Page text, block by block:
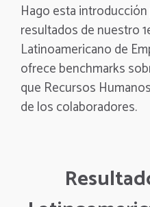
Hago esta
resultados de nuestro
Latinoamericano de
ofrece benchmarks
que Recursos
de los colaboradores.